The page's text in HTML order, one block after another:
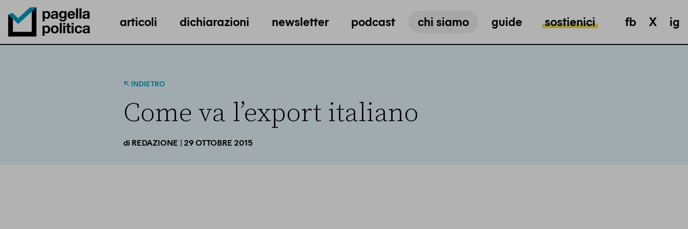
Pagella Politica Logo
articoli dichiarazioni newsletter podcast chi siamo guide sostienici fb X ig
INDIETRO
Come va l’export italiano
di REDAZIONE | 29 OTTOBRE 2015